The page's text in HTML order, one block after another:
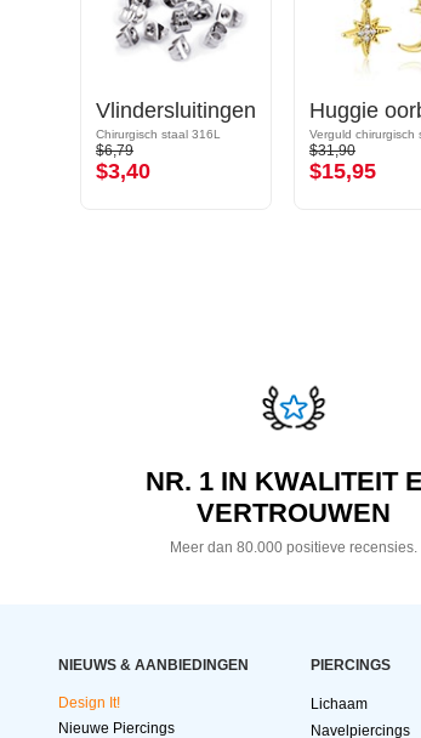
Vlindersluitingen
Chirurgisch staal 316L
$6,79
$3,40
$31,90
$15,95
NR. 1 IN KWALITEIT
VERTROUWEN
Meer dan 80.000 positieve recensies.
NIEUWS & AANBIEDINGEN
Design It!
Nieuwe Piercings
PIERCINGS
Lichaam
Navelpiercings